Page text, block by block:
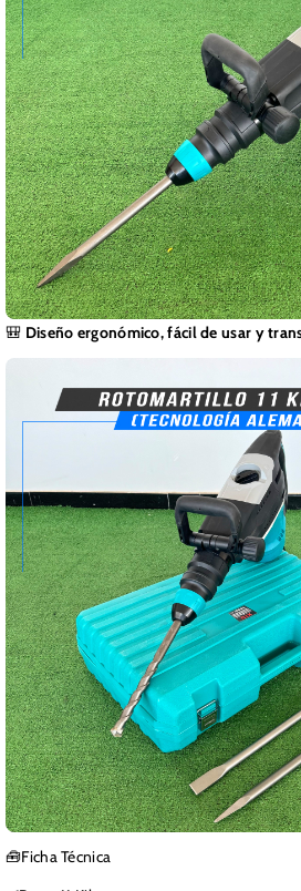
🎒 Diseño ergonómico, fácil de usar y
🧰Ficha Técnica